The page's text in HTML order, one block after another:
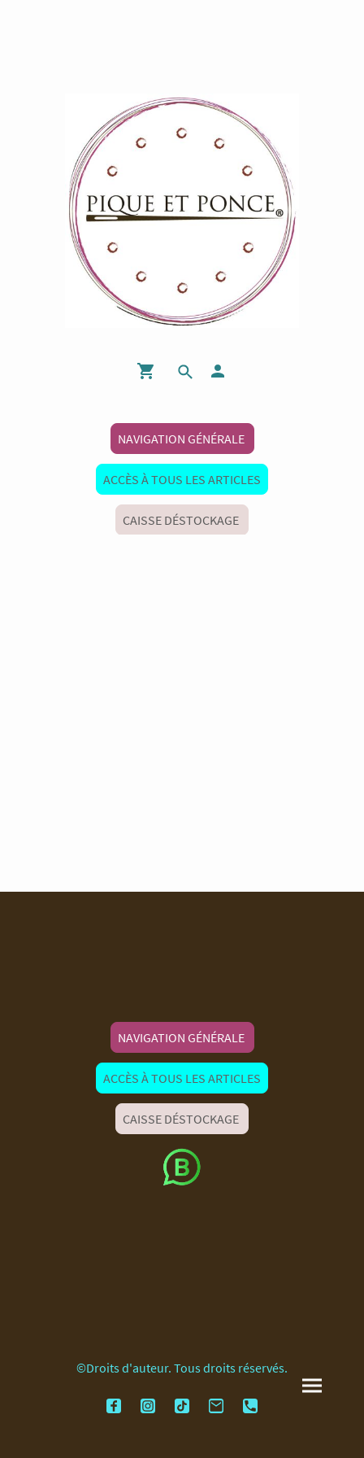
NAVIGATION GÉNÉRALE
ACCÈS À TOUS LES ARTICLES
CAISSE DÉSTOCKAGE
NAVIGATION GÉNÉRALE
ACCÈS À TOUS LES ARTICLES
CAISSE DÉSTOCKAGE
©Droits d'auteur. Tous droits réservés.